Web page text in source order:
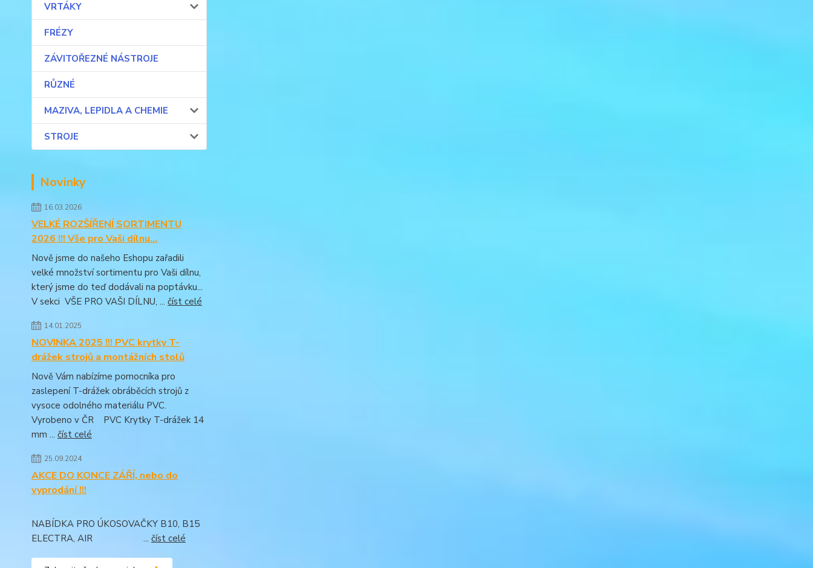
VRTÁKY
FRÉZY
ZÁVITOŘEZNÉ NÁSTROJE
RŮZNÉ
MAZIVA, LEPIDLA A CHEMIE
STROJE
Novinky
16.03.2026
VELKÉ ROZŠÍŘENÍ SORTIMENTU
2026 !!! Vše pro Vaši dílnu...
Nově jsme do našeho Eshopu zařadili
velké množství sortimentu pro Vaši dílnu,
který jsme do teď dodávali na poptávku...
V sekci VŠE PRO VAŠI DÍLNU, ... číst celé
14.01.2025
NOVINKA 2025 !!! PVC krytky T-
drážek strojů a montážních stolů
Nově Vám nabízíme pomocníka pro
zaslepení T-drážek obráběcích strojů z
vysoce odolného materiálu PVC.
Vyrobeno v ČR PVC Krytky T-drážek 14
mm ... číst celé
25.09.2024
AKCE DO KONCE ZÁŘÍ, nebo do
vyprodání !!!
NABÍDKA PRO ÚKOSOVAČKY B10, B15
ELECTRA, AIR ... číst celé